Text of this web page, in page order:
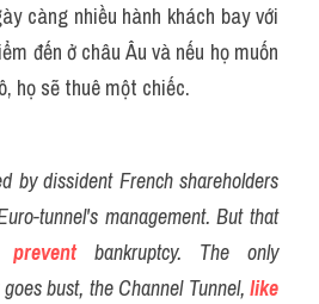
càng nhiều hành khách bay với
đến ở châu Âu và nếu họ muốn
họ sẽ thuê một chiếc.
by dissident French shareholders
tunnel's management. But that
prevent bankruptcy. The only
bust, the Channel Tunnel, like